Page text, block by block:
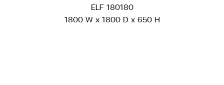
ELF 180180
1800 W x 1800 D x 650 H